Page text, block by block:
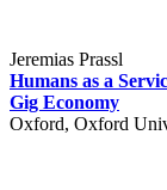
Jeremias Prassl
Humans as a
Gig Economy
Oxford, Oxford